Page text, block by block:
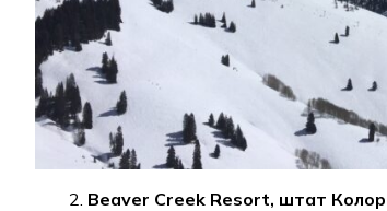
Beaver Creek Resort, штат